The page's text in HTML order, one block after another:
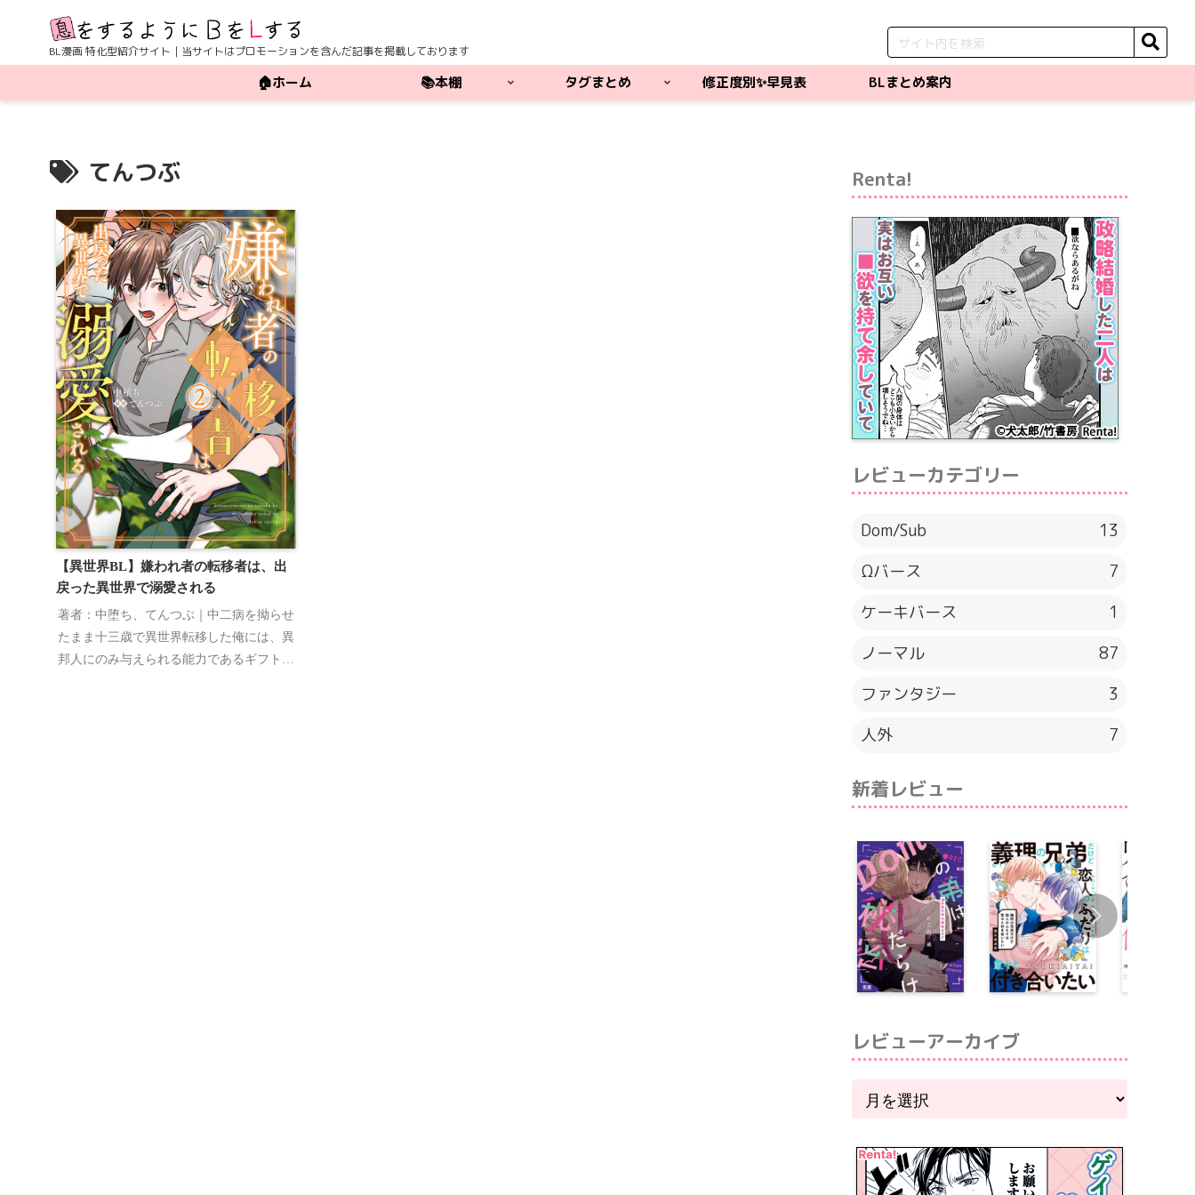
BL漫画 特化型紹介サイト｜当サイトはプロモーションを含んだ記事を掲載しております
🏠ホーム 📚本棚 タグまとめ 修正度別✨早見表 BLまとめ案内
てんつぶ
【異世界BL】嫌われ者の転移者は、出
戻った異世界で溺愛される
著者：中堕ち、てんつぶ｜中二病を拗らせ
たまま十三歳で異世界転移した俺には、異
邦人にのみ与えられる能力であるギフトが
Renta!
レビューカテゴリー
Dom/Sub
13
Ωバース
7
ケーキバース
1
ノーマル
87
ファンタジー
3
人外
7
新着レビュー
レビューアーカイブ